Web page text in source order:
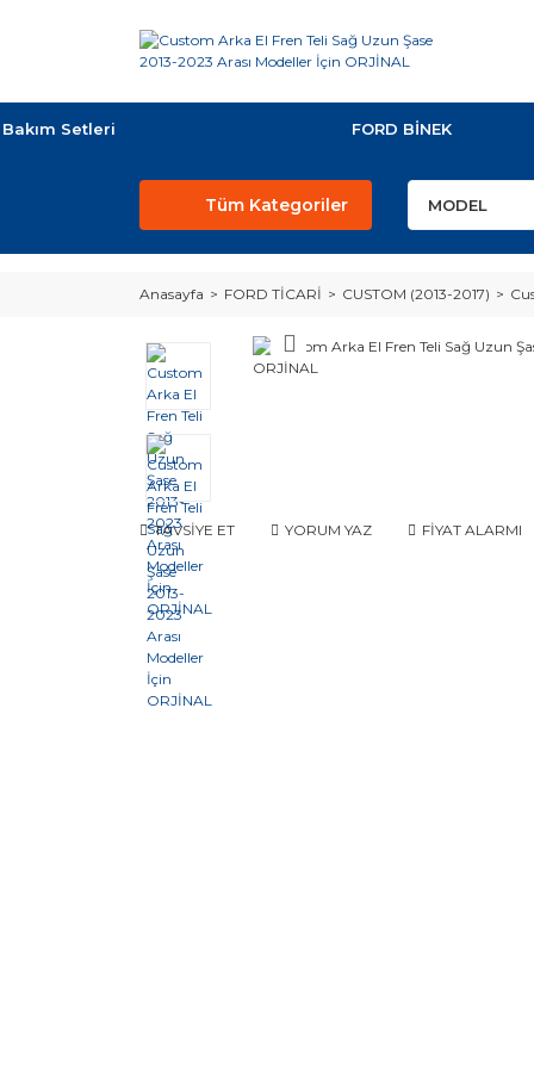
Bakım Setleri FORD BİNEK
Tüm Kategoriler
Anasayfa FORD TİCARİ CUSTOM (2013-2017)
TAVSİYE ET YORUM YAZ FİYAT ALARMI